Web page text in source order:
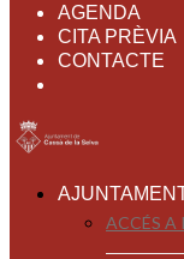
AGENDA
CITA PRÈVIA
CONTACTE
ACCÉS A